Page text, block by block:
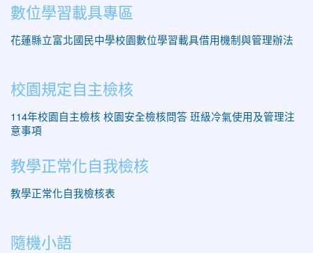
數位學習載具專區
花蓮縣立富北國民中學校園數位學習載具借用機制與管理辦法
校園規定自主檢核
114年校園自主檢核 校園安全檢核問答 班級冷氣使用及管理注
意事項
教學正常化自我檢核
教學正常化自我檢核表
隨機小語